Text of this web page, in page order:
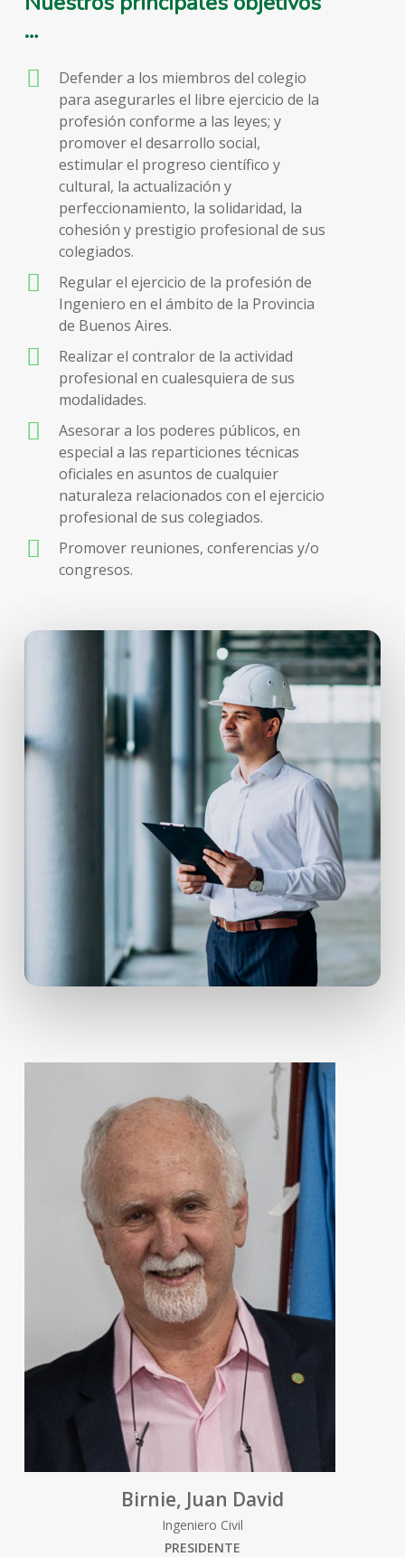
…
Defender a los miembros del colegio
para asegurarles el libre ejercicio de la
profesión conforme a las leyes; y
promover el desarrollo social,
estimular el progreso científico y
cultural, la actualización y
perfeccionamiento, la solidaridad, la
cohesión y prestigio profesional de sus
colegiados.
Regular el ejercicio de la profesión de
Ingeniero en el ámbito de la Provincia
de Buenos Aires.
Realizar el contralor de la actividad
profesional en cualesquiera de sus
modalidades.
Asesorar a los poderes públicos, en
especial a las reparticiones técnicas
oficiales en asuntos de cualquier
naturaleza relacionados con el ejercicio
profesional de sus colegiados.
Promover reuniones, conferencias y/o
congresos.
Birnie, Juan David
Ingeniero Civil
PRESIDENTE